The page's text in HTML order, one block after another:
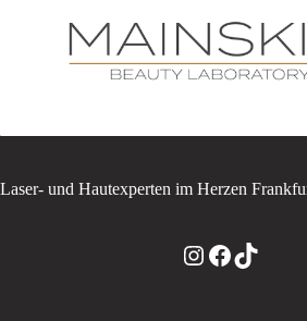
Laser- und Hautexperten im Herzen
Instagram
Facebook
TikTok